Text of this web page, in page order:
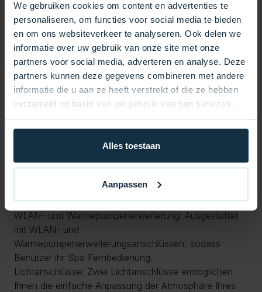
We gebruiken cookies om content en advertenties te
personaliseren, om functies voor social media te bieden
en om ons websiteverkeer te analyseren. Ook delen we
informatie over uw gebruik van onze site met onze
partners voor social media, adverteren en analyse. Deze
partners kunnen deze gegevens combineren met andere
informatie die u aan ze heeft verstrekt of die ze hebben
verzameld op basis van uw gebruik van hun services.
Alles toestaan
Aanpassen
bis zu 41ºC einstellbar.
Steuerungsspezifikationen:
Abmessungen: 544 x 309 x 90 mm.
Gewicht: 5 kg ohne Stromkabel.
Gehäuseschutzklasse: IPx4, d. h. das Gehäuse ist
spritzwassergeschützt und für feuchte Umgebungen
geeignet.
Niederspannungsanschlüsse:
Bedienfelder, sodass mehrere Benutzer problemlos auf
die Spa-Steuerung zugreifen können.
WLAN- und Wärmepumpenerweiterung: Ausgestattet
mit WLAN- und
Wärmepumpenerweiterungsanschlüssen, sodass
Benutzer ihr Spa Fernbedienung.
Lichtanschlüsse: Zwei Lichtanschlüsse ermöglichen
Ihnen die einfache Anpassung der Atmosphäre Ihres